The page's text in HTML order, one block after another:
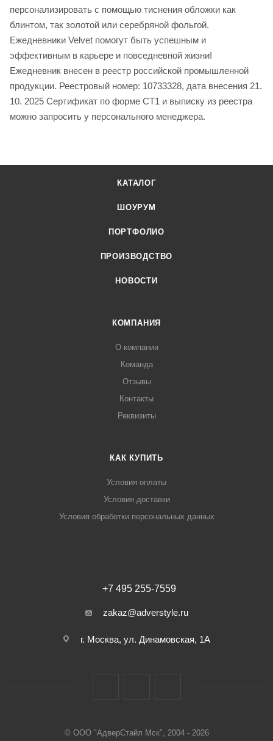
персонализировать с помощью тиснения обложки как
блинтом, так золотой или серебряной фольгой.
Ежедневники Velvet помогут быть успешным и
эффективным в карьере и повседневной жизни!
Ежедневник внесен в реестр российской промышленной
продукции. Реестровый номер: 10733328, дата внесения 21.
10. 2025 Сертификат по форме СТ1 и выписку из реестра
можно запросить у персонального менеджера.
КАТАЛОГ
ШОУРУМ
ПОРТФОЛИО
ПРОИЗВОДСТВО
НОВОСТИ
КОМПАНИЯ
О компании
Команда
Отзывы
Контакты
Реквизиты
КАК КУПИТЬ
Условия оплаты
Условия доставки
Условия обработки персональных данных
+7 495 255-7559
zakaz@adverstyle.ru
г. Москва, ул. Динамовская, 1А
© ООО "АдверСтайл Мск", 2004 - 2026